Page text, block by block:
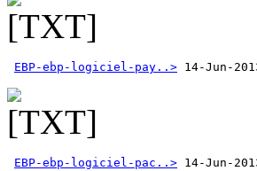
EBP-ebp-logiciel-pay..>
EBP-ebp-logiciel-pac..>